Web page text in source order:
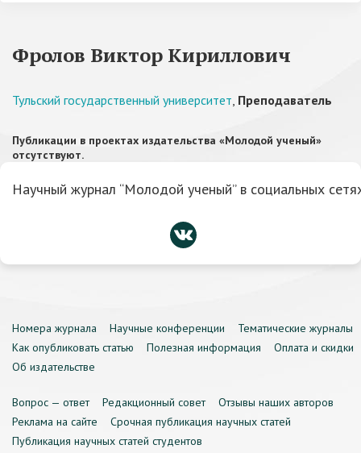
Фролов Виктор Кириллович
Тульский государственный университет, Преподаватель
Публикации в проектах издательства «Молодой ученый»
отсутствуют.
Научный журнал “Молодой ученый” в социальных
Номера журнала Научные конференции
Тематические журналы
Как опубликовать статью
Полезная информация
Оплата и скидки
Об издательстве
Вопрос — ответ Редакционный совет
Отзывы наших авторов
Реклама на сайте
Срочная публикация научных статей
Публикация научных статей студентов